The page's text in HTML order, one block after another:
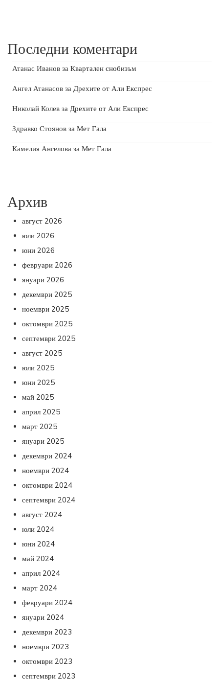
Последни коментари
Атанас Иванов за Квартален снобизъм
Ангел Атанасов за Дрехите от Али Експрес
Николай Колев за Дрехите от Али Експрес
Здравко Стоянов за Мет Гала
Камелия Ангелова за Мет Гала
Архив
август 2026
юли 2026
юни 2026
февруари 2026
януари 2026
декември 2025
ноември 2025
октомври 2025
септември 2025
август 2025
юли 2025
юни 2025
май 2025
април 2025
март 2025
януари 2025
декември 2024
ноември 2024
октомври 2024
септември 2024
август 2024
юли 2024
юни 2024
май 2024
април 2024
март 2024
февруари 2024
януари 2024
декември 2023
ноември 2023
октомври 2023
септември 2023